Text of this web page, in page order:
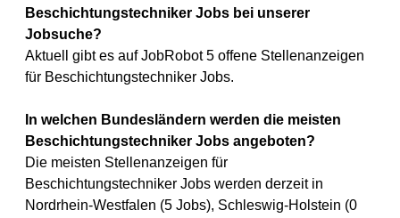
Beschichtungstechniker Jobs bei unserer
Jobsuche?
Aktuell gibt es auf JobRobot 5 offene Stellenanzeigen
für Beschichtungstechniker Jobs.
In welchen Bundesländern werden die meisten
Beschichtungstechniker Jobs angeboten?
Die meisten Stellenanzeigen für
Beschichtungstechniker Jobs werden derzeit in
Nordrhein-Westfalen (5 Jobs), Schleswig-Holstein (0